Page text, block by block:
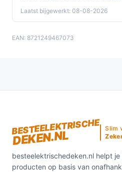
Laatst bijgewerkt: 08-08-2026
EAN: 8721249467073
BESTEELEKTRISCHE
DEKEN.NL
Slim
besteelektrischedeken.nl helpt
producten op basis van